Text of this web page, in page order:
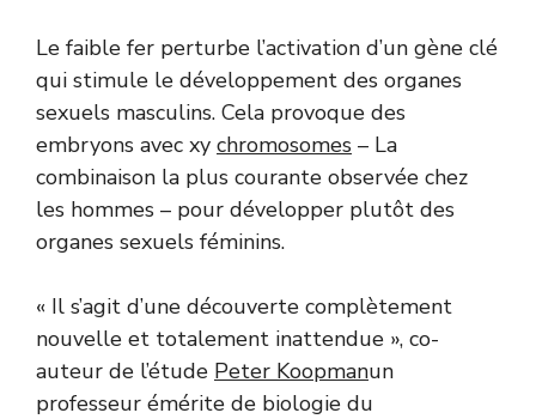
Le faible fer perturbe l’activation d’un gène clé
qui stimule le développement des organes
sexuels masculins. Cela provoque des
embryons avec xy chromosomes – La
combinaison la plus courante observée chez
les hommes – pour développer plutôt des
organes sexuels féminins.
« Il s’agit d’une découverte complètement
nouvelle et totalement inattendue », co-
auteur de l’étude Peter Koopmanun
professeur émérite de biologie du